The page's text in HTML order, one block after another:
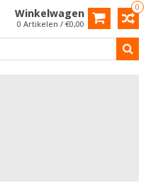
0
Winkelwagen
0 Artikelen / €0,00